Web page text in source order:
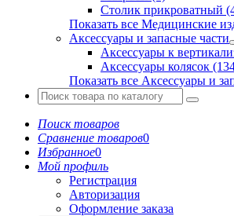
Столик прикроватный
Показать все Медицинские
Аксессуары и запасные части
Аксессуары к
Аксессуары колясок
Показать все Аксессуары и
Поиск товаров
Сравнение товаров0
Избранное0
Мой профиль
Регистрация
Авторизация
Оформление заказа